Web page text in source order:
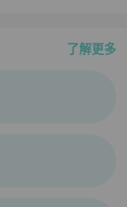
了解更多
紹